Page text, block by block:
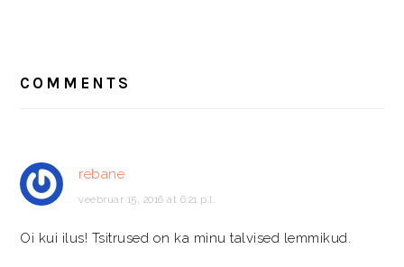
INTERACTIONS
COMMENTS
rebane
veebruar 15, 2016 at 6:21 p.l.
Oi kui ilus! Tsitrused on ka minu talvised lemmikud.